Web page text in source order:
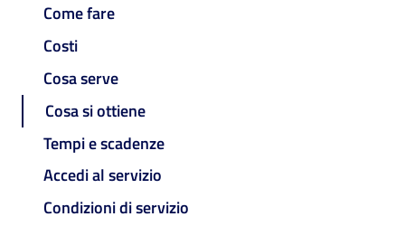
Come fare
Costi
Cosa serve
Cosa si ottiene
Tempi e scadenze
Accedi al servizio
Condizioni di servizio